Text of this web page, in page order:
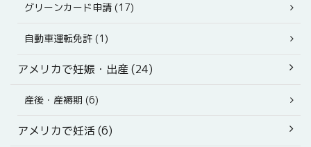
グリーンカード申請 (17)
自動車運転免許 (1)
アメリカで妊娠・出産 (24)
産後・産褥期 (6)
アメリカで妊活 (6)